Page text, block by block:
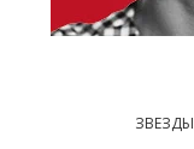
ЗВЕЗДЫ